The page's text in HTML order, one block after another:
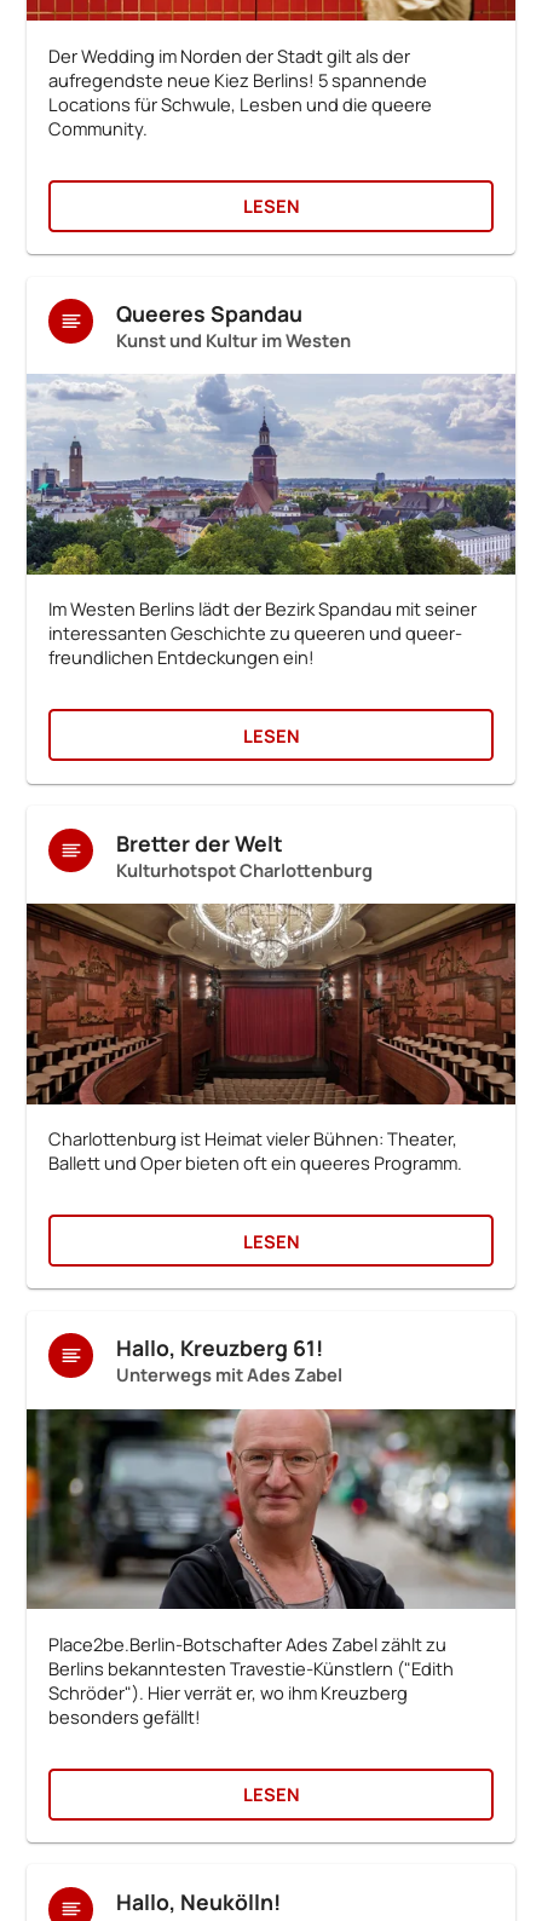
Der Wedding im Norden der Stadt gilt als der
aufregendste neue Kiez Berlins! 5 spannende
Locations für Schwule, Lesben und die queere
Community.
LESEN
Queeres Spandau
Kunst und Kultur im Westen
Im Westen Berlins lädt der Bezirk Spandau mit seiner
interessanten Geschichte zu queeren und queer-
freundlichen Entdeckungen ein!
LESEN
Bretter der Welt
Kulturhotspot Charlottenburg
Charlottenburg ist Heimat vieler Bühnen: Theater,
Ballett und Oper bieten oft ein queeres Programm.
LESEN
Hallo, Kreuzberg 61!
Unterwegs mit Ades Zabel
Place2be.Berlin-Botschafter Ades Zabel zählt zu
Berlins bekanntesten Travestie-Künstlern ("Edith
Schröder"). Hier verrät er, wo ihm Kreuzberg
besonders gefällt!
LESEN
Hallo, Neukölln!